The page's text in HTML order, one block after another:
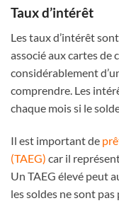
Taux d’intérêt
Les taux d’intérêt
associé aux cartes de
considérablement
comprendre. Les
chaque mois si le
Il est important de
(TAEG) car il
Un TAEG élevé peut
les soldes ne sont